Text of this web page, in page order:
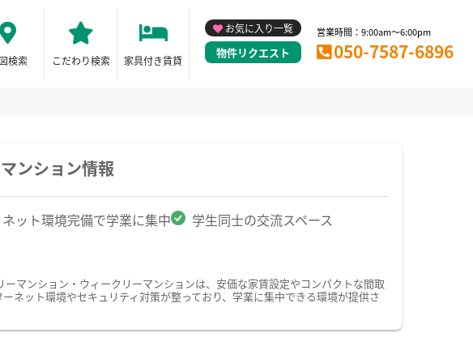
検索 こだわり検索 家具付き賃貸
お気に入り一覧
物件リクエスト
営業時間：9:00am～6:00pm
050-7587-6896
ンション情報
ネット環境完備で学業に集中
学生同士の交流スペース
マンション・ウィークリーマンションは、安価な家賃設定やコンパクトな間取
ネット環境やセキュリティ対策が整っており、学業に集中できる環境が提供さ